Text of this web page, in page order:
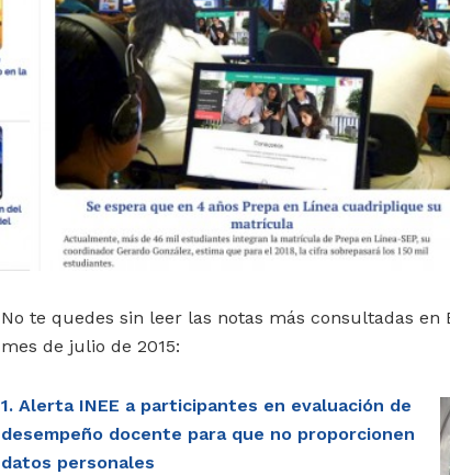
No te quedes sin leer las notas más consultadas
mes de julio de 2015:
1. Alerta INEE a participantes en evaluación de
desempeño docente para que no proporcionen
datos personales